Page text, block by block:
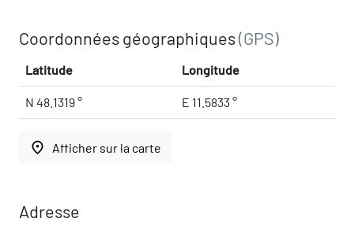
Coordonnées géographiques(GPS)
Latitude Longitude
N 48.1319 ° E 11.5833 °
place Afficher sur la carte
Adresse